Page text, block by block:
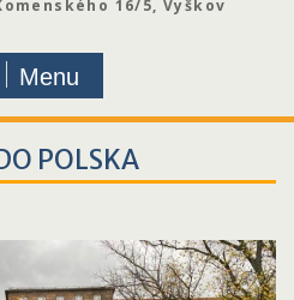
16/5, Vyškov
Menu
POLSKA